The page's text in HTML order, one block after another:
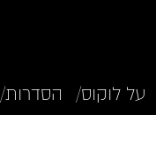
על לוקוס/ הסדרות/